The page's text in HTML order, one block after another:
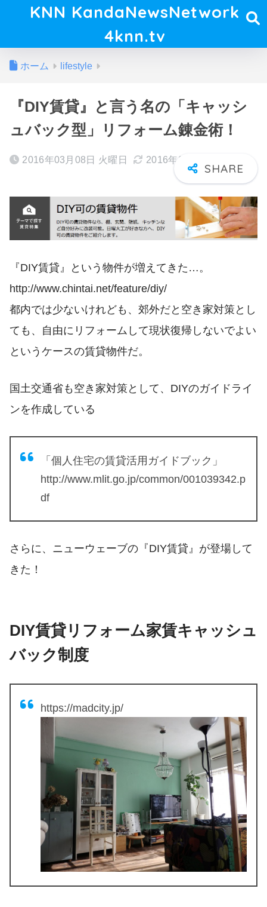
KNN KandaNewsNetwork
4knn.tv
ホーム lifestyle
『DIY賃貸』と言う名の「キャッシ
ュバック型」リフォーム錬金術！
2016年03月08日 火曜日 2016年03月17日 木曜日
『DIY賃貸』という物件が増えてきた…。
http://www.chintai.net/feature/diy/
都内では少ないけれども、郊外だと空き家対策とし
ても、自由にリフォームして現状復帰しないでよい
というケースの賃貸物件だ。
国土交通省も空き家対策として、DIYのガイドライ
ンを作成している
「個人住宅の賃貸活用ガイドブック」
http://www.mlit.go.jp/common/001039342.p
df
さらに、ニューウェーブの『DIY賃貸』が登場して
きた！
DIY賃貸リフォーム家賃キャッシュ
バック制度
https://madcity.jp/